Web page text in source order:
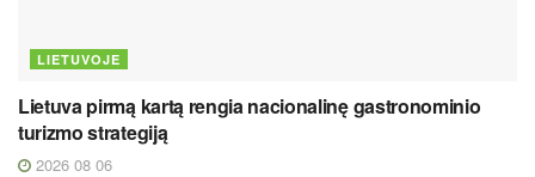
LIETUVOJE
Lietuva pirmą kartą rengia nacionalinę gastronominio
turizmo strategiją
2026 08 06